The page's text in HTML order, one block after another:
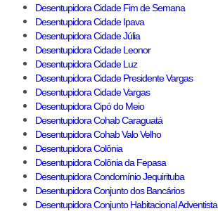
Desentupidora Cidade Fim de Semana
Desentupidora Cidade Ipava
Desentupidora Cidade Júlia
Desentupidora Cidade Leonor
Desentupidora Cidade Luz
Desentupidora Cidade Presidente Vargas
Desentupidora Cidade Vargas
Desentupidora Cipó do Meio
Desentupidora Cohab Caraguatá
Desentupidora Cohab Valo Velho
Desentupidora Colônia
Desentupidora Colônia da Fepasa
Desentupidora Condomínio Jequirituba
Desentupidora Conjunto dos Bancários
Desentupidora Conjunto Habitacional Adventista